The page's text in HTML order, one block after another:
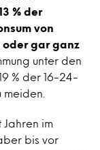
% der
von
oder gar ganz
unter den
% der 16-24-
Jahren im
bis vor